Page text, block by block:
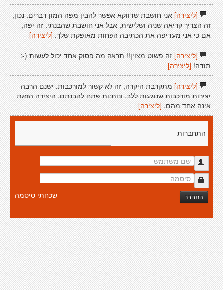
[ליצירה]אני חושבת שדווקא אפשר להבין מפה המון דברים. נכון,
זה הצריך קריאה שניה ושלישית, אבל אני חושבת שהבנתי. זה יפה,
אם כי אני מעדיפה את הכתיבה הפחות מאופקת שלך. [ליצירה]
[ליצירה]זה פשוט מצוין!! תראה מה פסוק אחד יכול לעשות (-:
תודה! [ליצירה]
[ליצירה]מתקרבת היקרה, זה לא קשור למורכבות. ישנם הרבה
יצירות מורכבות שנוגעות ללב, ונותנות פתח להבנתם. היצירה הזאת
אינה אחד מהם.[ליצירה]
התחברות
התחבר שכחתי סיסמה